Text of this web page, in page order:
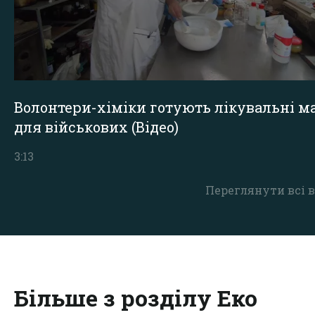
Переглянути всі
Волонтери-хіміки готують лікувальні
для військових (Відео)
3:13
Більше з розділу Еко